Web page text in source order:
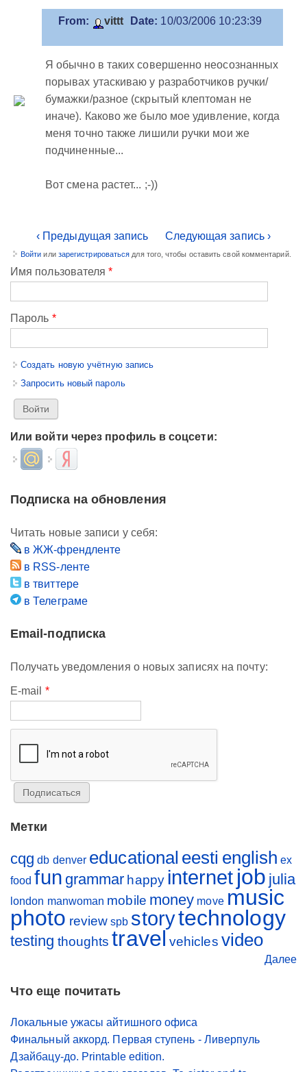
From: vittt Date: 10/03/2006 10:23:39
Я обычно в таких совершенно неосознанных
порывах утаскиваю у разработчиков ручки/
бумажки/разное (скрытый клептоман не
иначе). Каково же было мое удивление, когда
меня точно также лишили ручки мои же
подчиненные...
Вот смена растет... ;-))
‹ Предыдущая запись Следующая запись ›
Войти или зарегистрироваться для того, чтобы оставить свой комментарий.
Имя пользователя*
Пароль *
Создать новую учётную запись
Запросить новый пароль
Или войти через профиль в соцсети:
Login with Mail.ruLogin with Яндекс
Подписка на обновления
Читать новые записи у себя:
в ЖЖ-френдленте
в RSS-ленте
в твиттере
в Телеграме
Email-подписка
Получать уведомления о новых записях на почту:
E-mail *
Метки
cqg db denver educational eesti english ex
food fun grammar happy internet job julia
london manwoman mobile money move music
photo review spb storytechnology
testing thoughts travel vehicles video
Далее
Что еще почитать
Локальные ужасы айтишного офиса
Финальный аккорд. Первая ступень - Ливерпуль
Дзайбацу-до. Printable edition.